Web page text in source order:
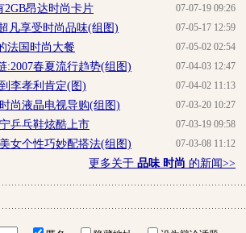
07-07-19 09:26
2GB昂达时尚卡片
07-05-17 12:59
凡享受时尚品味(组图)
07-05-02 02:54
法国时尚大餐
07-04-03 12:47
:2007春夏流行趋势(组图)
07-04-02 11:13
李孝利肯定(图)
07-03-20 10:27
尚液晶电视导购(组图)
07-03-19 09:58
乒乓鞋炫酷上市
07-03-08 11:12
女个性巧妙配搭法(组图)
更多关于 品味 时尚 的新闻>>